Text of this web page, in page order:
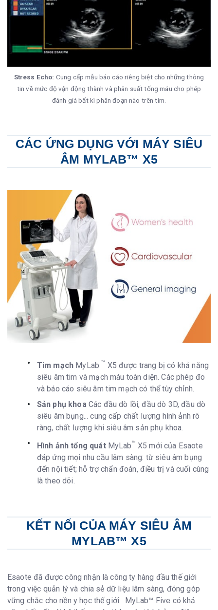
Stress Echo: Cung cấp mẫu báo cáo riêng biệt cho những thông
tin về mức độ vận động thành và phân suất tống máu cho phép
đánh giá bất kì phân đoạn nào trên tim.
CÁC ỨNG DỤNG VỚI MÁY SIÊU
ÂM MYLAB™ X5
Tim mạch MyLab ™ X5 được trang bị có khả năng
siêu âm tim và mạch máu toàn diện. Các phép đo
và báo cáo siêu âm tim mạch có thể tùy chỉnh.
Sản phụ khoaCác đầu dò lồi, đầu dò 3D, đầu dò
siêu âm bụng... cung cấp chất lượng hình ảnh rõ
ràng, chất lượng khi siêu âm sản phụ khoa.
Hình ảnh tổng quátMyLab™ X5 mới của Esaote
đáp ứng mọi nhu cầu lâm sàng: từ siêu âm bụng
đến nội tiết; hỗ trợ chẩn đoán, điều trị và cuối cùng
là theo dõi.
KẾT NỐI CỦA MÁY SIÊU ÂM
MYLAB™ X5
Esaote đã được công nhận là công ty hàng đầu thế giới
trong việc quản lý và chia sẻ dữ liệu lâm sàng, đóng góp
vững chắc cho nền y học thế giới. MyLab™ Five có khả